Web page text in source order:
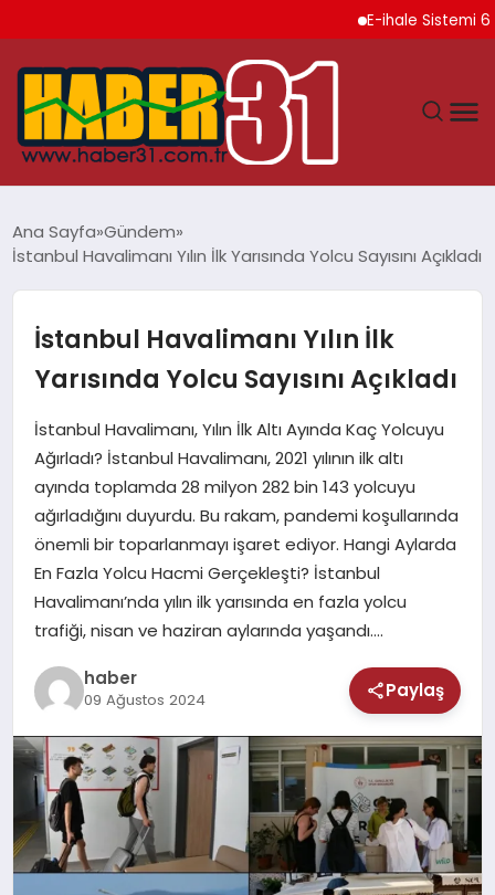
E-ihale Sistemi 6
YAŞAM
EKONOMI
GÜNDEM
MAGAZIN
SAĞLIK
TEKNOLOJI
Ana Sayfa Gündem
İstanbul Havalimanı Yılın İlk Yarısında Yolcu Sayısını Açıkladı
İstanbul Havalimanı Yılın İlk
Yarısında Yolcu Sayısını Açıkladı
İstanbul Havalimanı, Yılın İlk Altı Ayında Kaç Yolcuyu
Ağırladı? İstanbul Havalimanı, 2021 yılının ilk altı
ayında toplamda 28 milyon 282 bin 143 yolcuyu
ağırladığını duyurdu. Bu rakam, pandemi koşullarında
önemli bir toparlanmayı işaret ediyor. Hangi Aylarda
En Fazla Yolcu Hacmi Gerçekleşti? İstanbul
Havalimanı’nda yılın ilk yarısında en fazla yolcu
trafiği, nisan ve haziran aylarında yaşandı….
haber
09 Ağustos 2024 Paylaş